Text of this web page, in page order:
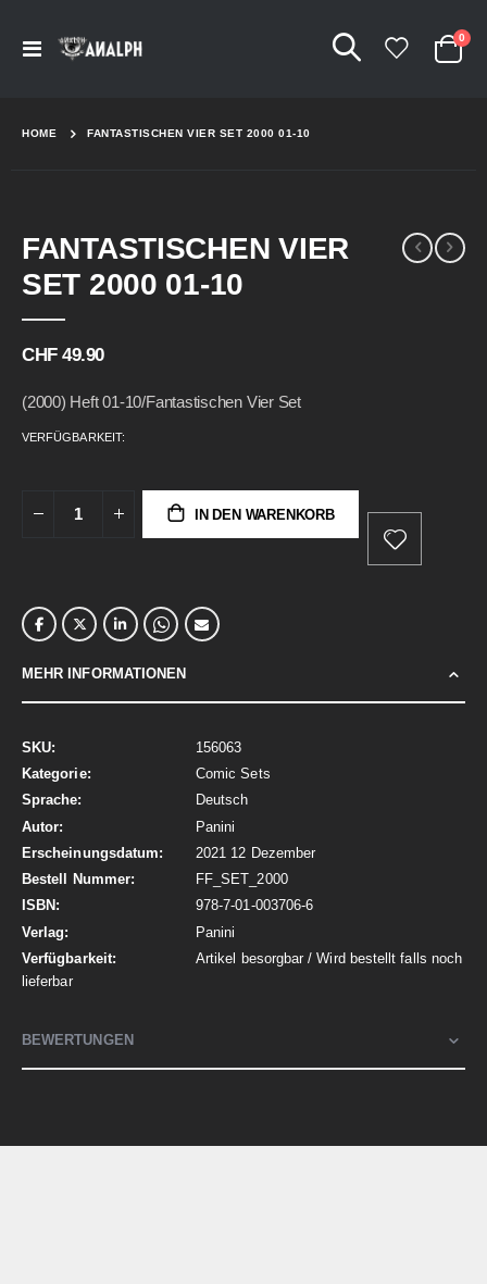
Navigation
Cart
0
HOME FANTASTISCHEN VIER SET 2000 01-10
FANTASTISCHEN VIER
SET 2000 01-10
CHF 49.90
(2000) Heft 01-10/Fantastischen Vier Set
VERFÜGBARKEIT:
IN DEN WARENKORB
MEHR INFORMATIONEN
Mehr
Informationen
156063
Comic Sets
Deutsch
Panini
2021 12 Dezember
FF_SET_2000
978-7-01-003706-6
Panini
Artikel besorgbar / Wird bestellt falls noch
lieferbar
BEWERTUNGEN
to
the
end
images
to
the
beginning
images